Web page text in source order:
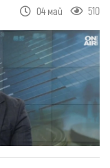
04 май 510